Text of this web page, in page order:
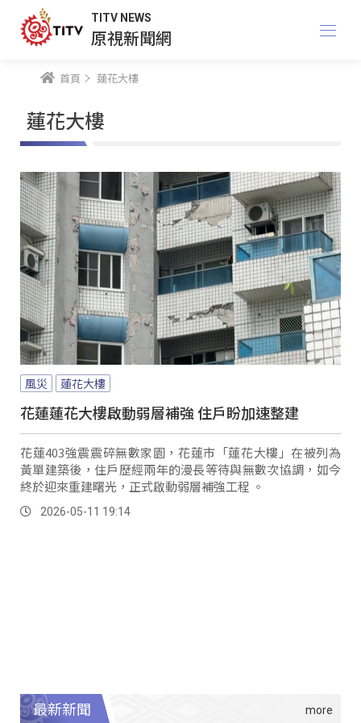
TITV NEWS
原視新聞網
首頁 蓮花大樓
蓮花大樓
風災 蓮花大樓
花蓮蓮花大樓啟動弱層補強 住戶盼加速整建
花蓮403強震震碎無數家園，花蓮市「蓮花大樓」在被列為
黃單建築後，住戶歷經兩年的漫長等待與無數次協調，如今
終於迎來重建曙光，正式啟動弱層補強工程 。
2026-05-11 19:14
最新新聞